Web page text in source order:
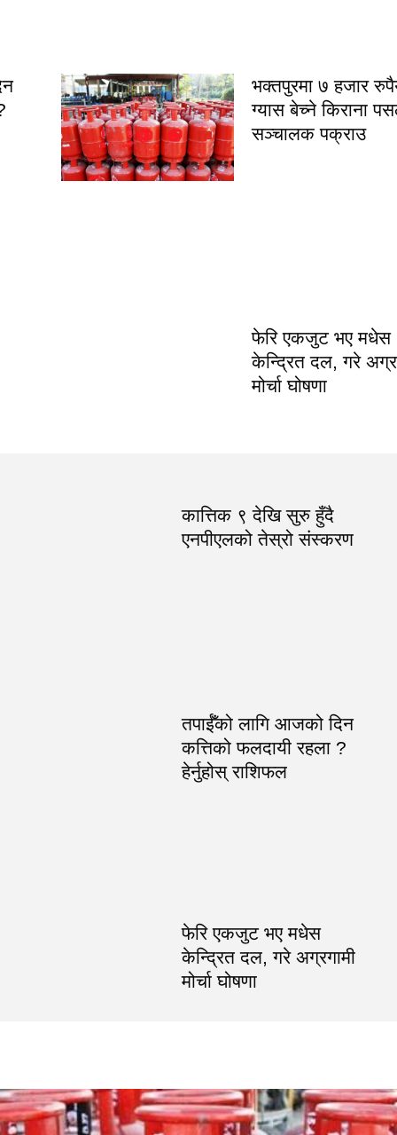
भक्तपुरमा ७ हजार
ग्यास बेच्ने किराना
सञ्चालक पक्राउ
फेरि एकजुट भए मधेस
केन्द्रित दल, गरे
मोर्चा घोषणा
कात्तिक ९ देखि सुरु हुँदै
एनपीएलको तेस्रो संस्करण
तपाईँको लागि आजको दिन
कत्तिको फलदायी रहला ?
हेर्नुहोस् राशिफल
फेरि एकजुट भए मधेस
केन्द्रित दल, गरे अग्रगामी
मोर्चा घोषणा